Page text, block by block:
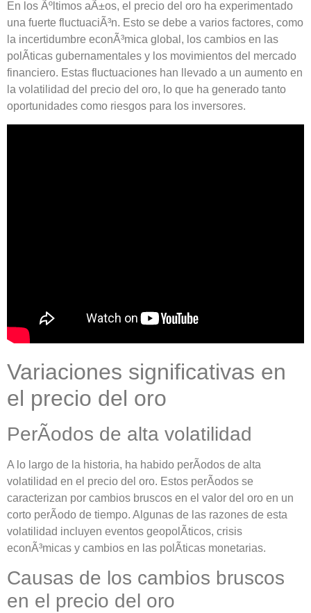
En los Ãºltimos aÃ±os, el precio del oro ha experimentado
una fuerte fluctuaciÃ³n. Esto se debe a varios factores, como
la incertidumbre econÃ³mica global, los cambios en las
polÃ­ticas gubernamentales y los movimientos del mercado
financiero. Estas fluctuaciones han llevado a un aumento en
la volatilidad del precio del oro, lo que ha generado tanto
oportunidades como riesgos para los inversores.
Variaciones significativas en
el precio del oro
PerÃ­odos de alta volatilidad
A lo largo de la historia, ha habido perÃ­odos de alta
volatilidad en el precio del oro. Estos perÃ­odos se
caracterizan por cambios bruscos en el valor del oro en un
corto perÃ­odo de tiempo. Algunas de las razones de esta
volatilidad incluyen eventos geopolÃ­ticos, crisis
econÃ³micas y cambios en las polÃ­ticas monetarias.
Causas de los cambios bruscos
en el precio del oro